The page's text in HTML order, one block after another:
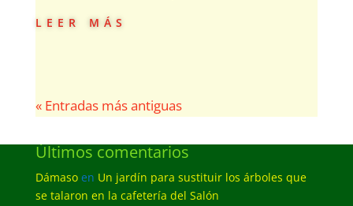
leer más
« Entradas más antiguas
Últimos comentarios
Dámasoen Un jardín para sustituir los árboles que
se talaron en la cafetería del Salón